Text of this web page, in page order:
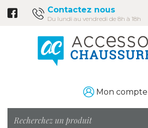
Contactez nous
Du lundi au vendredi de 8h à 18h
Mon compte